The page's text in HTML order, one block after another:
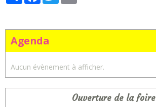
Agenda
Aucun évènement à afficher.
Ouverture de la foire